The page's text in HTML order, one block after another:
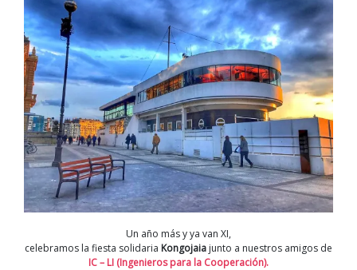
Un año más y ya van XI,
celebramos la fiesta solidaria Kongojaia junto a nuestros amigos de
IC – LI (Ingenieros para la Cooperación).